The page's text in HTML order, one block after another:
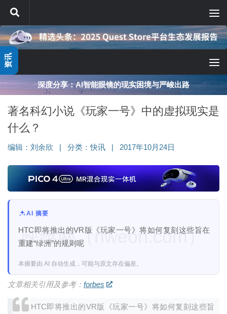
跳至内容
深度分享：AI智能眼镜的现实困境与严峻出路
著名科幻小说《玩家一号》中的虚拟现实是
什么？
编辑： 刘余欣 分类：快讯 2017年10月24日
AI 摘要
HTC即将推出的VR版《玩家一号》将如何复刻这些旨在
重建“绿洲”的规则呢
本摘要由 AI 自动生成，可能与原文存在偏差。
文章相关引用及参考： forbes
HTC即将推出的VR版《玩家一号》将如何复刻这些旨
映维网（nweon.com）
资讯